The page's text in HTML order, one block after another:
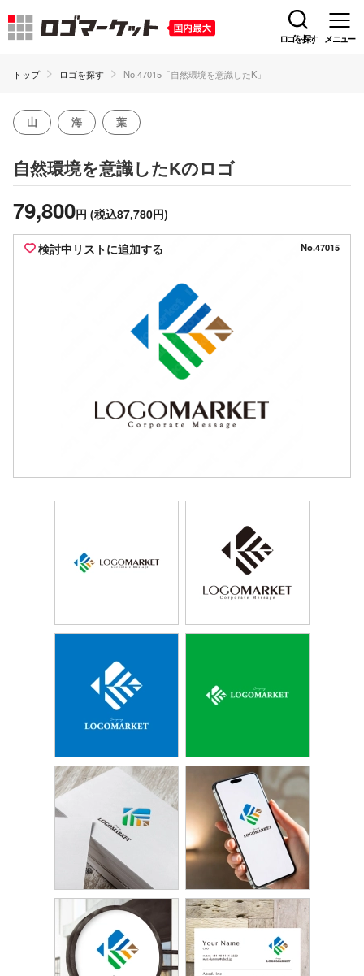
ロゴを探す メニュー
トップ ロゴを探す No.47015「自然環境を意識したK」
山 海 葉
自然環境を意識したKのロゴ
79,800円 (税込87,780円)
検討中リストに追加する No.47015